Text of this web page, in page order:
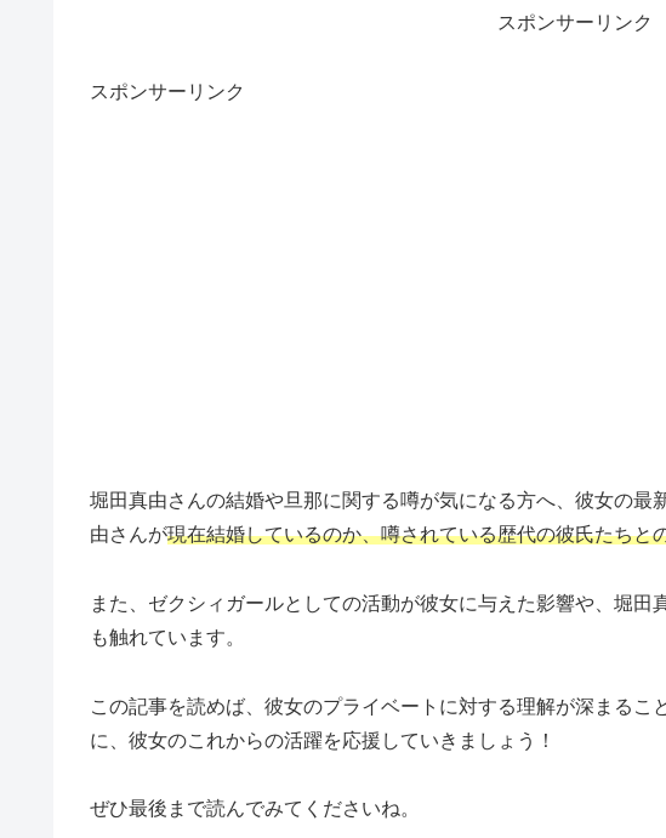
スポンサーリンク
スポンサーリンク
堀田真由さんの結婚や旦那に関する噂が気になる方へ、彼女の最
由さんが現在結婚しているのか、噂されている歴代の彼氏たちと
また、ゼクシィガールとしての活動が彼女に与えた影響や、堀田
も触れています。
この記事を読めば、彼女のプライベートに対する理解が深まる
に、彼女のこれからの活躍を応援していきましょう！
ぜひ最後まで読んでみてくださいね。